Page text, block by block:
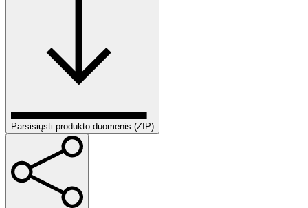
Parsisiųsti produkto duomenis (ZIP)